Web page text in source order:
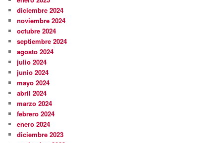
diciembre 2024
noviembre 2024
octubre 2024
septiembre 2024
agosto 2024
julio 2024
junio 2024
mayo 2024
abril 2024
marzo 2024
febrero 2024
enero 2024
diciembre 2023